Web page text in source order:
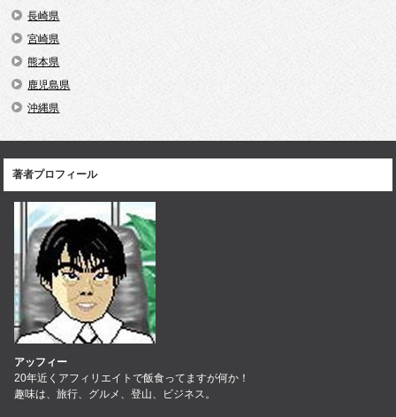
長崎県
宮崎県
熊本県
鹿児島県
沖縄県
著者プロフィール
アッフィー
20年近くアフィリエイトで飯食ってますが何か！
趣味は、旅行、グルメ、登山、ビジネス。